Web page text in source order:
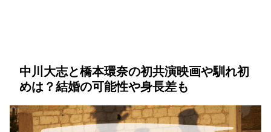
中川大志と橋本環奈の初共演映画や馴れ初
めは？結婚の可能性や身長差も